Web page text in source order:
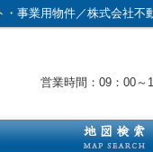
営業時間：09：00